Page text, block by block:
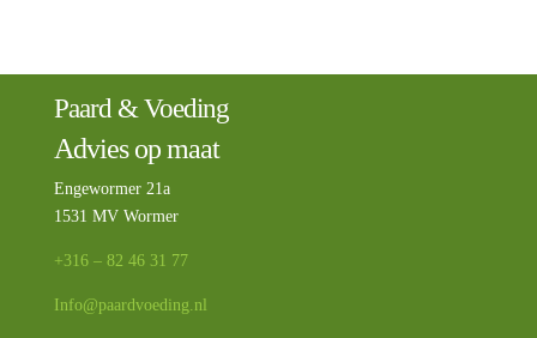
Paard & Voeding
Advies op maat
Engewormer 21a
1531 MV Wormer
+316 – 82 46 31 77
Info@paardvoeding.nl